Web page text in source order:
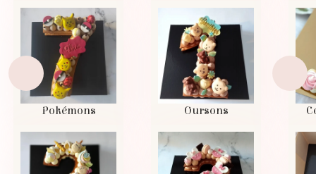
Pokémons Oursons